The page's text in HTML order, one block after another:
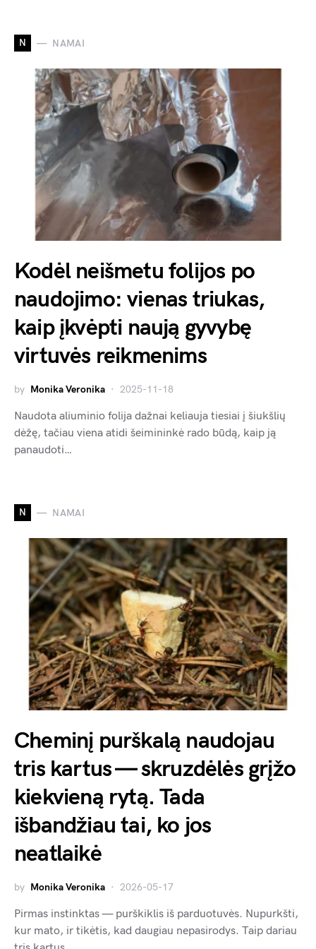
N NAMAI
Kodėl neišmetu folijos po
naudojimo: vienas triukas,
kaip įkvėpti naują gyvybę
virtuvės reikmenims
by Monika Veronika 2025-11-18
Naudota aliuminio folija dažnai keliauja tiesiai į šiukšlių
dėžę, tačiau viena atidi šeimininkė rado būdą, kaip ją
panaudoti…
N NAMAI
Cheminį purškalą naudojau
tris kartus — skruzdėlės grįžo
kiekvieną rytą. Tada
išbandžiau tai, ko jos
neatlaikė
by Monika Veronika 2026-05-17
Pirmas instinktas — purškiklis iš parduotuvės. Nupurkšti,
kur mato, ir tikėtis, kad daugiau nepasirodys. Taip dariau